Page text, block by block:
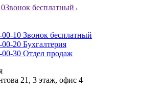
Звонок бесплатный
00-10 Звонок бесплатный
00-20 Бухгалтерия
00-30 Отдел продаж
21, 3 этаж, офис 4